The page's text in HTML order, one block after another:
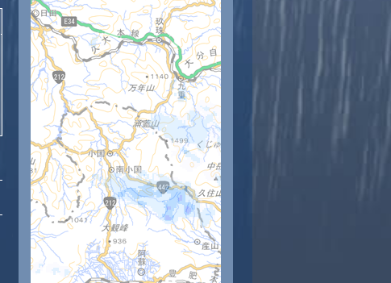
10時 11時 12時 13時 14時
23 25 25 24